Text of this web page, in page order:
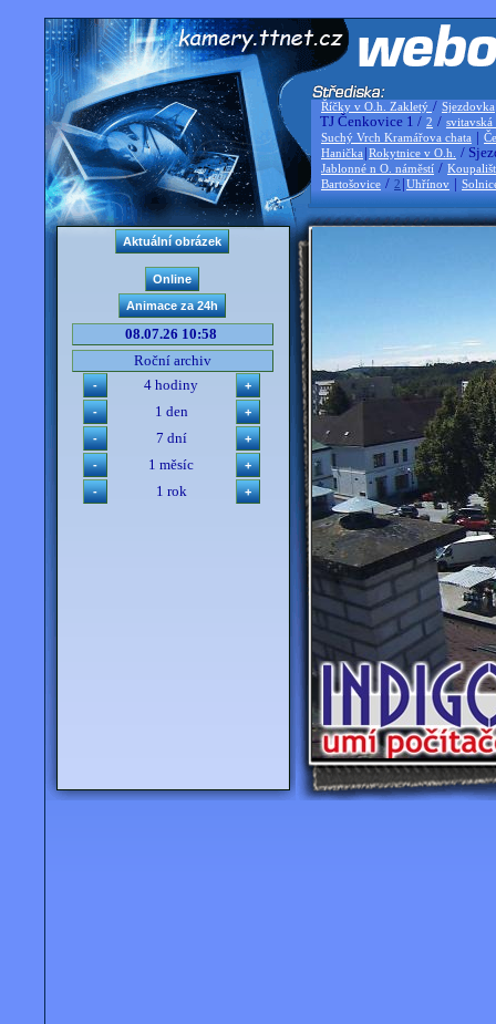
Říčky v O.h. Zakletý / Sjezdovka
TJ Čenkovice 1 / 2 / svitavská
Suchý Vrch Kramářova chata |
Hanička |Rokytnice v O.h. /
Jablonné n O. náměstí /
Bartošovice / 2 |Uhřínov |
08.07.26 10:58
Roční archiv
4 hodiny
1 den
7 dní
1 měsíc
1 rok